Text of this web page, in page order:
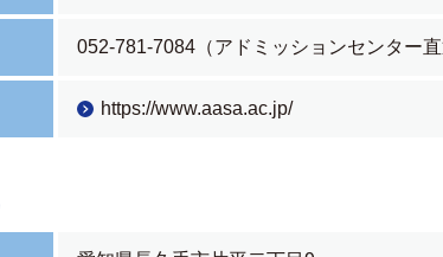
052-781-7084（アドミッションセンター直
https://www.aasa.ac.jp/